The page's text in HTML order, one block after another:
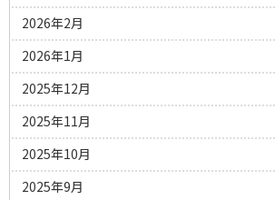
2026年2月
2026年1月
2025年12月
2025年11月
2025年10月
2025年9月